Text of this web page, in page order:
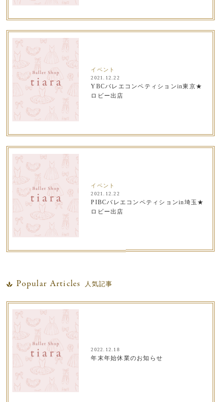
イベント
2021.12.22
YBCバレエコンペティションin東京★
ロビー出店
イベント
2021.12.22
PIBCバレエコンペティションin埼玉★
ロビー出店
Popular Articles 人気記事
2022.12.18
年末年始休業のお知らせ